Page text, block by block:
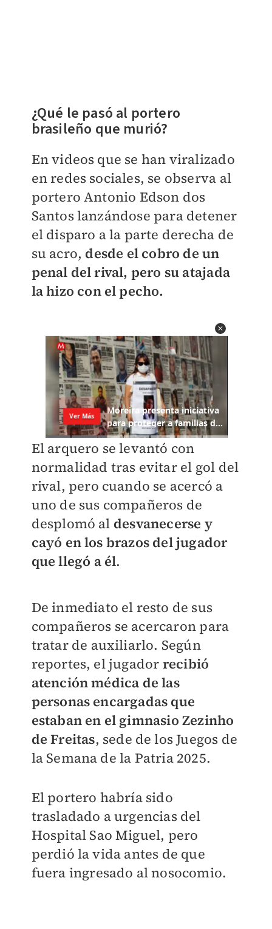
¿Qué le pasó al portero
brasileño que murió?
En videos que se han viralizado
en redes sociales, se observa al
portero Antonio Edson dos
Santos lanzándose para detener
el disparo a la parte derecha de
su acro, desde el cobro de un
penal del rival, pero su atajada
la hizo con el pecho.
El arquero se levantó con
normalidad tras evitar el gol del
rival, pero cuando se acercó a
uno de sus compañeros de
desplomó al desvanecerse y
cayó en los brazos del jugador
que llegó a él.
De inmediato el resto de sus
compañeros se acercaron para
tratar de auxiliarlo. Según
reportes, el jugador recibió
atención médica de las
personas encargadas que
estaban en el gimnasio Zezinho
de Freitas, sede de los Juegos de
la Semana de la Patria 2025.
El portero habría sido
trasladado a urgencias del
Hospital Sao Miguel, pero
perdió la vida antes de que
fuera ingresado al nosocomio.